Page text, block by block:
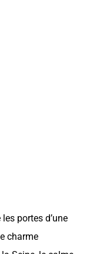
portes d’une
charme